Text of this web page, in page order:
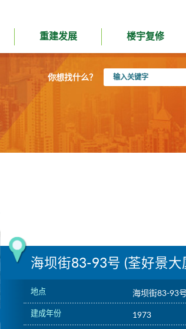
重建发展 楼宇复修
你想找什么？
入
海坝街83-93号 (荃好景大
地点 海坝街83-93
建成年份 1973